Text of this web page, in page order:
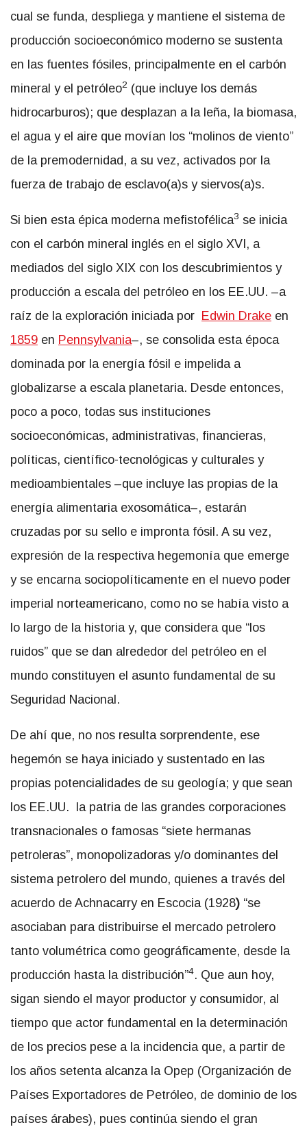
cual se funda, despliega y mantiene el sistema de
producción socioeconómico moderno se sustenta
en las fuentes fósiles, principalmente en el carbón
mineral y el petróleo2 (que incluye los demás
hidrocarburos); que desplazan a la leña, la biomasa,
el agua y el aire que movían los “molinos de viento”
de la premodernidad, a su vez, activados por la
fuerza de trabajo de esclavo(a)s y siervos(a)s.
Si bien esta épica moderna mefistofélica3 se inicia
con el carbón mineral inglés en el siglo XVI, a
mediados del siglo XIX con los descubrimientos y
producción a escala del petróleo en los EE.UU. –a
raíz de la exploración iniciada por Edwin Drake en
1859 en Pennsylvania–, se consolida esta época
dominada por la energía fósil e impelida a
globalizarse a escala planetaria. Desde entonces,
poco a poco, todas sus instituciones
socioeconómicas, administrativas, financieras,
políticas, científico-tecnológicas y culturales y
medioambientales –que incluye las propias de la
energía alimentaria exosomática–, estarán
cruzadas por su sello e impronta fósil. A su vez,
expresión de la respectiva hegemonía que emerge
y se encarna sociopolíticamente en el nuevo poder
imperial norteamericano, como no se había visto a
lo largo de la historia y, que considera que “los
ruidos” que se dan alrededor del petróleo en el
mundo constituyen el asunto fundamental de su
Seguridad Nacional.
De ahí que, no nos resulta sorprendente, ese
hegemón se haya iniciado y sustentado en las
propias potencialidades de su geología; y que sean
los EE.UU. la patria de las grandes corporaciones
transnacionales o famosas “siete hermanas
petroleras”, monopolizadoras y/o dominantes del
sistema petrolero del mundo, quienes a través del
acuerdo de Achnacarry en Escocia (1928) “se
asociaban para distribuirse el mercado petrolero
tanto volumétrica como geográficamente, desde la
producción hasta la distribución”4. Que aun hoy,
sigan siendo el mayor productor y consumidor, al
tiempo que actor fundamental en la determinación
de los precios pese a la incidencia que, a partir de
los años setenta alcanza la Opep (Organización de
Países Exportadores de Petróleo, de dominio de los
países árabes), pues continúa siendo el gran